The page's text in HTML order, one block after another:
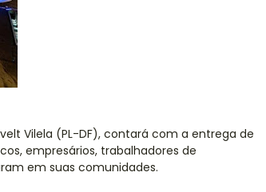
Vilela (PL-DF), contará com a entrega de
empresários, trabalhadores de
em suas comunidades.